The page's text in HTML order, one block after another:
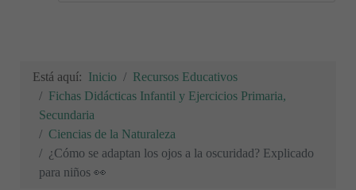
Está aquí: Inicio
Recursos Educativos
Fichas Didácticas Infantil y Ejercicios Primaria,
Secundaria
Ciencias de la Naturaleza
¿Cómo se adaptan los ojos a la oscuridad? Explicado
para niños 👀